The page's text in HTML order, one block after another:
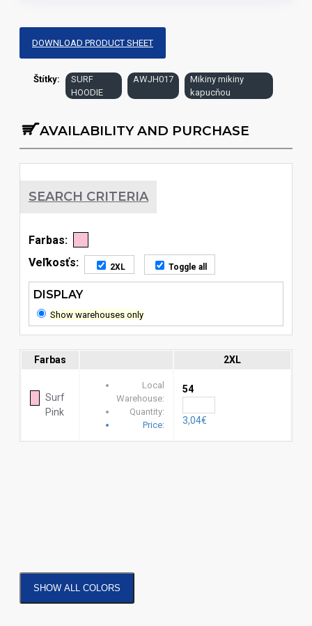
DOWNLOAD PRODUCT SHEET
Štítky:
SURF
HOODIE
AWJH017
Mikiny mikiny
kapucňou
AVAILABILITY AND PURCHASE
SEARCH CRITERIA
Farbas:
Veľkosťs:
2XL Toggle all
DISPLAY
Show warehouses only
Farbas 2XL
Surf
Pink
Local
Warehouse:
Quantity:
Price:
54
3,04€
SHOW ALL COLORS